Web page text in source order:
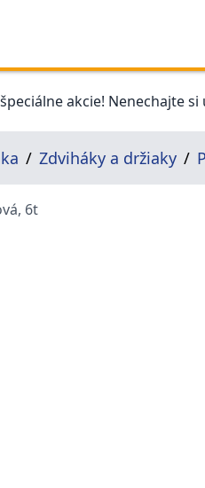
akcie! Nenechajte
Zdviháky a držiaky